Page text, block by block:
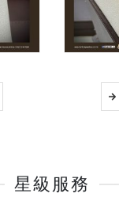
星級服務